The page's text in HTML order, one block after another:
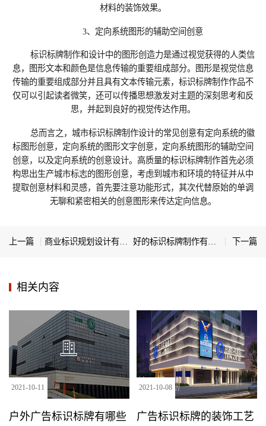
材料的装饰效果。
3、定向系统图形的辅助空间创意
标识标牌制作和设计中的图形创造力是通过视觉获得的人类信
息，图形文本和颜色是信息传输的重要组成部分。图形是视觉信息
传输的重要组成部分并且具有文本传输元素，标识标牌制作作品不
仅可以引起读者微笑，还可以传播思想激发对主题的深刻思考和反
思，并起到良好的视觉传达作用。
总而言之，城市标识标牌制作设计的常见创意有定向系统的徽
标图形创意，定向系统的图形文字创意，定向系统图形的辅助空间
创意，以及定向系统的创意设计。高质量的标识标牌制作首先必须
构思出生产城市标志的图形创意，考虑到城市和环境的特征并从中
提取创意材料和灵感，首先要注意功能形式，其次代替原始的单调
无聊和紧密相关的创意图形来传达定向信息。
上一篇 商业标识规划设计有哪些考虑因素 下一篇
相关内容
户外广告标识标牌有哪些
2021-10-11
广告标识标牌的装饰工艺
2021-10-08